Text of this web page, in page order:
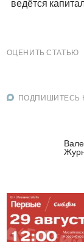
ведётся
ОЦЕНИТЬ СТАТЬЮ
ПОДПИШИТЕСЬ